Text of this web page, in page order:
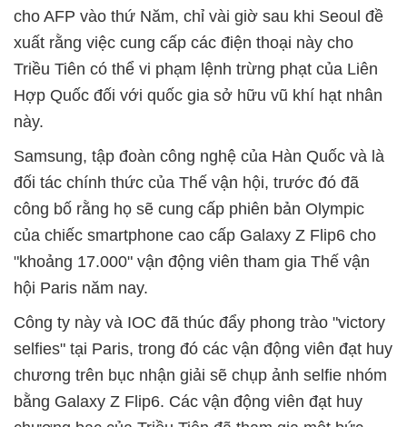
cho AFP vào thứ Năm, chỉ vài giờ sau khi Seoul đề
xuất rằng việc cung cấp các điện thoại này cho
Triều Tiên có thể vi phạm lệnh trừng phạt của Liên
Hợp Quốc đối với quốc gia sở hữu vũ khí hạt nhân
này.
Samsung, tập đoàn công nghệ của Hàn Quốc và là
đối tác chính thức của Thế vận hội, trước đó đã
công bố rằng họ sẽ cung cấp phiên bản Olympic
của chiếc smartphone cao cấp Galaxy Z Flip6 cho
"khoảng 17.000" vận động viên tham gia Thế vận
hội Paris năm nay.
Công ty này và IOC đã thúc đẩy phong trào "victory
selfies" tại Paris, trong đó các vận động viên đạt huy
chương trên bục nhận giải sẽ chụp ảnh selfie nhóm
bằng Galaxy Z Flip6. Các vận động viên đạt huy